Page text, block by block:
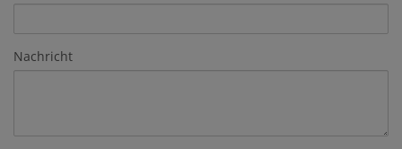
Nachricht